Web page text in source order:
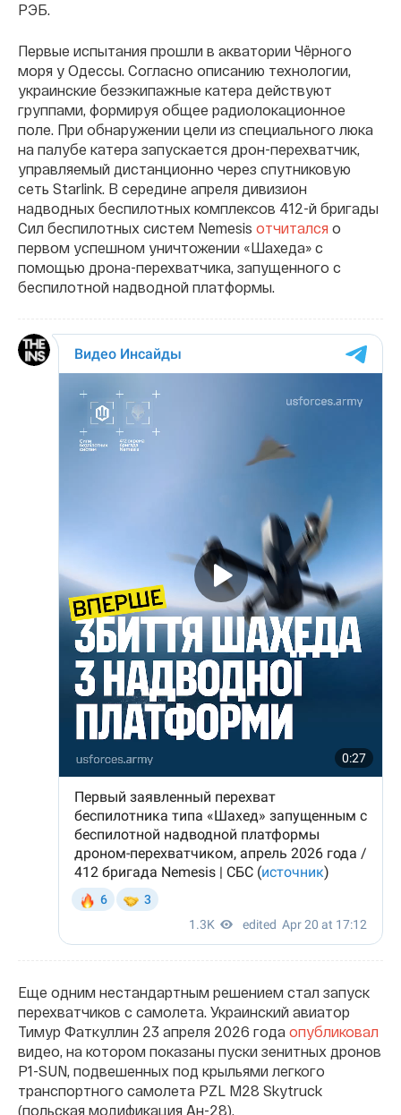
РЭБ.
Первые испытания прошли в акватории Чёрного
моря у Одессы. Согласно описанию технологии,
украинские безэкипажные катера действуют
группами, формируя общее радиолокационное
поле. При обнаружении цели из специального люка
на палубе катера запускается дрон-перехватчик,
управляемый дистанционно через спутниковую
сеть Starlink. В середине апреля дивизион
надводных беспилотных комплексов 412-й бригады
Сил беспилотных систем Nemesis отчитался о
первом успешном уничтожении «Шахеда» с
помощью дрона-перехватчика, запущенного с
беспилотной надводной платформы.
Еще одним нестандартным решением стал запуск
перехватчиков с самолета. Украинский авиатор
Тимур Фаткуллин 23 апреля 2026 года опубликовал
видео, на котором показаны пуски зенитных дронов
P1-SUN, подвешенных под крыльями легкого
транспортного самолета PZL M28 Skytruck
(польская модификация Ан-28).